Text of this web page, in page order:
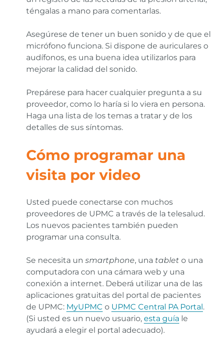
téngalas a mano para comentarlas.
Asegúrese de tener un buen sonido y de que el
micrófono funciona. Si dispone de auriculares o
audífonos, es una buena idea utilizarlos para
mejorar la calidad del sonido.
Prepárese para hacer cualquier pregunta a su
proveedor, como lo haría si lo viera en persona.
Haga una lista de los temas a tratar y de los
detalles de sus síntomas.
Cómo programar una
visita por video
Usted puede conectarse con muchos
proveedores de UPMC a través de la telesalud.
Los nuevos pacientes también pueden
programar una consulta.
Se necesita un smartphone, una tablet o una
computadora con una cámara web y una
conexión a internet. Deberá utilizar una de las
aplicaciones gratuitas del portal de pacientes
de UPMC: MyUPMC o UPMC Central PA Portal.
(Si usted es un nuevo usuario, esta guía le
ayudará a elegir el portal adecuado).